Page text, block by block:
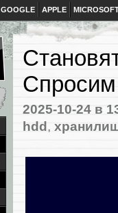
GOOGLE APPLE
Спросим
2025-10-24 в
hdd,